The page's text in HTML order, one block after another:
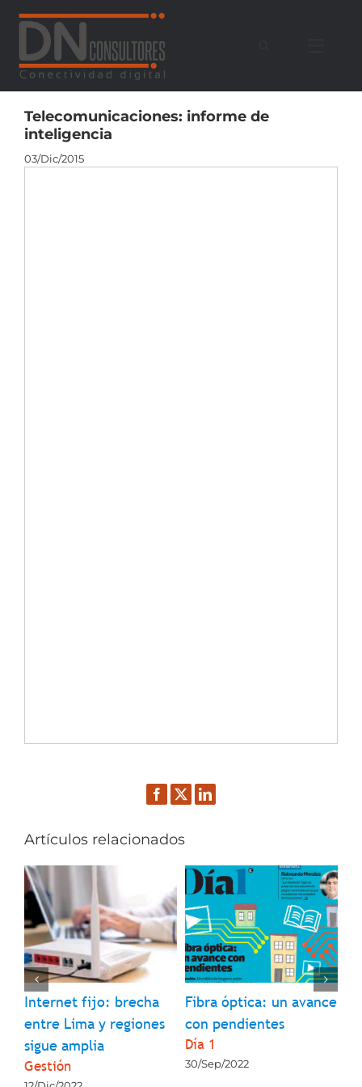
contenido
Telecomunicaciones: informe de
inteligencia
03/Dic/2015
Facebook
TwitterLinkedIn
Artículos relacionados
Internet fijo: brecha
entre Lima y regiones
sigue amplia
Gestión
Fibra óptica: un avance
con pendientes
Día 1
30/Sep/2022